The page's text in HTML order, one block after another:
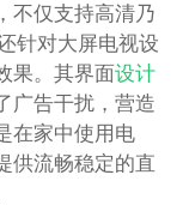
不仅支持高清乃
针对大屏电视设
果。其界面设计
广告干扰，营造
在家中使用电
供流畅稳定的直